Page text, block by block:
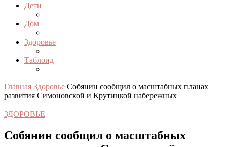
Дети
Дом
Здоровье
Таблоид
Главная Здоровье Собянин сообщил о масштабных планах
развития Симоновской и Крутицкой набережных
ЗДОРОВЬЕ
Собянин сообщил о масштабных